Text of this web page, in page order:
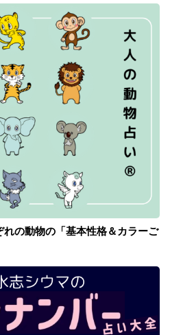
れの動物の「基本性格＆カラーご